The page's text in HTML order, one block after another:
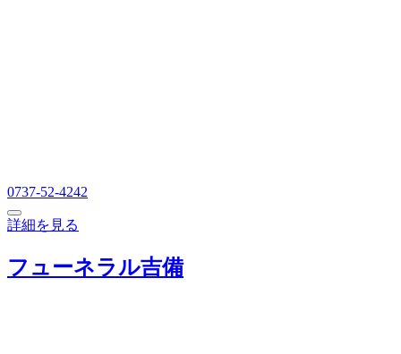
0737-52-4242
詳細を見る
フューネラル吉備